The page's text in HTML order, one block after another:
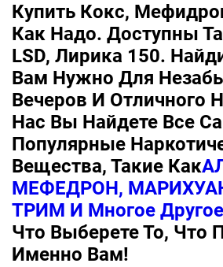
Купить Кокс,
Как Надо. Доступны
LSD, Лирика 150.
Вам Нужно Для
Вечеров И Отличного
Нас Вы Найдете Все
Популярные
Вещества, Такие Как
МЕФЕДРОН,
ТРИМ И Многое Другое
Что Выберете То, Что
Именно Вам!